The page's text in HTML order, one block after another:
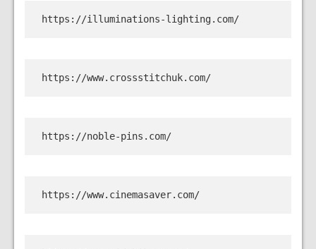
https://illuminations-lighting.com/
https://www.crossstitchuk.com/
https://noble-pins.com/
https://www.cinemasaver.com/